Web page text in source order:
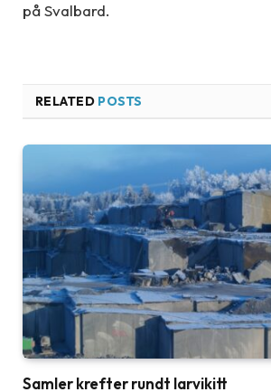
på Svalbard.
RELATED POSTS
Samler krefter rundt larvikitt